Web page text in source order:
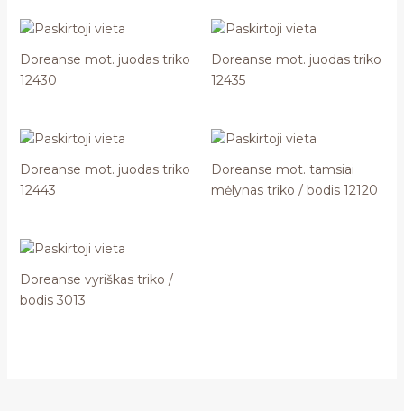
Doreanse mot. juodas triko
12430
Doreanse mot. juodas triko
12435
Doreanse mot. juodas triko
12443
Doreanse mot. tamsiai
mėlynas triko / bodis 12120
Doreanse vyriškas triko /
bodis 3013